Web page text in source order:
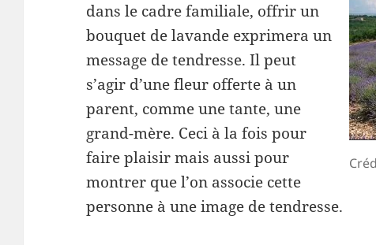
dans le cadre familiale, offrir un
bouquet de lavande exprimera un
message de tendresse. Il peut
s’agir d’une fleur offerte à un
parent, comme une tante, une
grand-mère. Ceci à la fois pour
faire plaisir mais aussi pour
montrer que l’on associe cette
personne à une image de tendresse.